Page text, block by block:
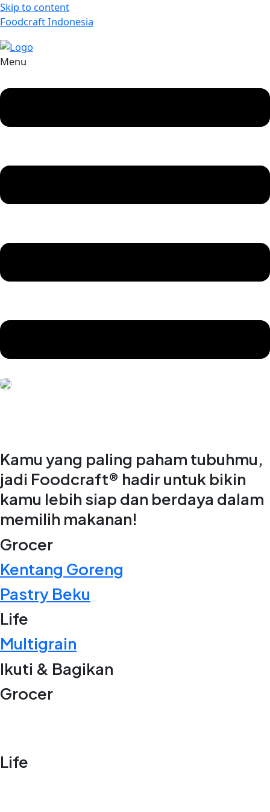
Skip to content
Foodcraft Indonesia
Menu
Kamu yang paling paham tubuhmu,
jadi Foodcraft® hadir untuk bikin
kamu lebih siap dan berdaya dalam
memilih makanan!
Grocer
Kentang Goreng
Pastry Beku
Life
Multigrain
Ikuti & Bagikan
Grocer
Life